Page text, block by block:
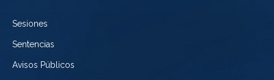
Sesiones
Sentencias
Avisos Públicos